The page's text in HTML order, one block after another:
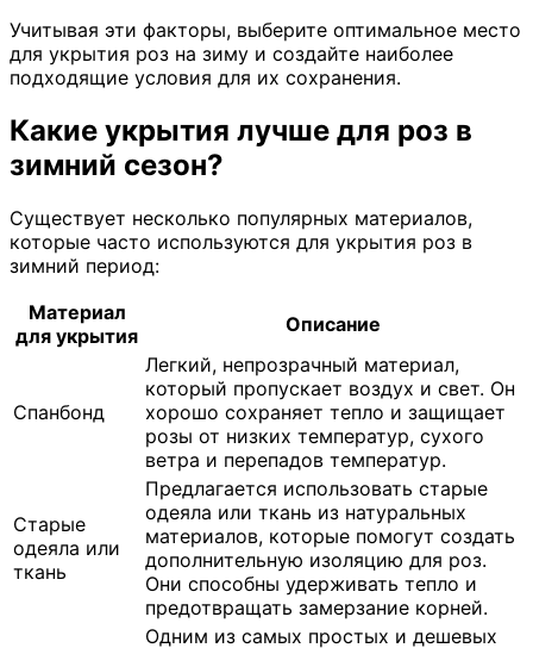
Учитывая эти факторы, выберите оптимальное место
для укрытия роз на зиму и создайте наиболее
подходящие условия для их сохранения.
Какие укрытия лучше для роз в
зимний сезон?
Существует несколько популярных материалов,
которые часто используются для укрытия роз в
зимний период:
Материал
для укрытия
Описание
Спанбонд
Легкий, непрозрачный материал,
который пропускает воздух и свет. Он
хорошо сохраняет тепло и защищает
розы от низких температур, сухого
ветра и перепадов температур.
Старые
одеяла или
ткань
Предлагается использовать старые
одеяла или ткань из натуральных
материалов, которые помогут создать
дополнительную изоляцию для роз.
Они способны удерживать тепло и
предотвращать замерзание корней.
Одним из самых простых и дешевых